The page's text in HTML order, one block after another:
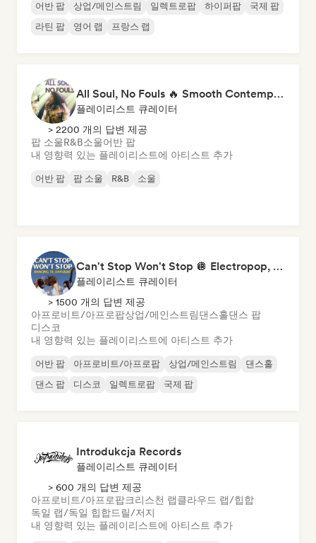
어반 팝 상업/메인스트림 일렉트로팝 하이퍼팝
국제 팝
라틴 팝
영어 랩 프랑스 랩
All Soul, No Fouls 🔥 Smooth Contemporary R&B & Neo Soul
플레이리스트 큐레이터
> 2200 개의 답변 제공
팝 소울R&B소울어반 팝
내 영향력 있는 플레이리스트에 아티스트 추가
어반 팝 팝 소울 R&B 소울
Can't Stop Won't Stop 🪩 Electropop, Dance-Pop & Nu Disco
플레이리스트 큐레이터
> 1500 개의 답변 제공
아프로비트/아프로팝상업/메인스트림댄스홀댄스 팝
디스코
내 영향력 있는 플레이리스트에 아티스트 추가
어반 팝 아프로비트/아프로팝 상업/메인스트림
댄스홀
댄스 팝
디스코 일렉트로팝 국제 팝
Introdukcja Records
플레이리스트 큐레이터
> 600 개의 답변 제공
아프로비트/아프로팝크리스천 랩클라우드 랩/힙합
독일 랩/독일 힙합드릴/저지
내 영향력 있는 플레이리스트에 아티스트 추가